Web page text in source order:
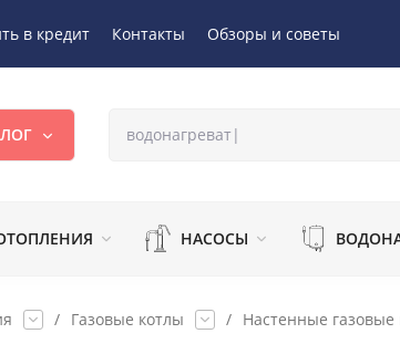
в кредит Контакты Обзоры и советы
НАСОСЫ
/ Газовые котлы / Настенные газовые